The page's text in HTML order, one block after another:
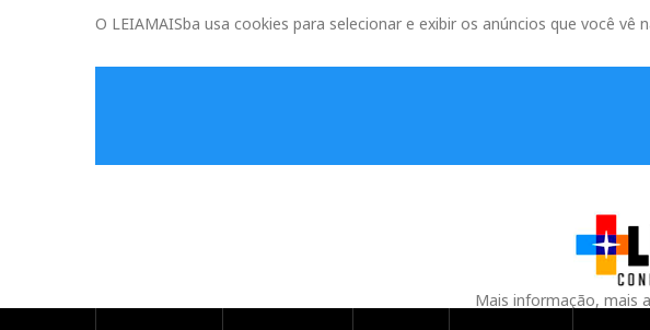
O LEIAMAISba usa cookies para selecionar e exibir os anúncios que você vê
Mais informação, mais